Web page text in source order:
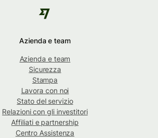
Azienda e team
Azienda e team
Sicurezza
Stampa
Lavora con noi
Stato del servizio
Relazioni con gli investitori
Affiliati e partnership
Centro Assistenza